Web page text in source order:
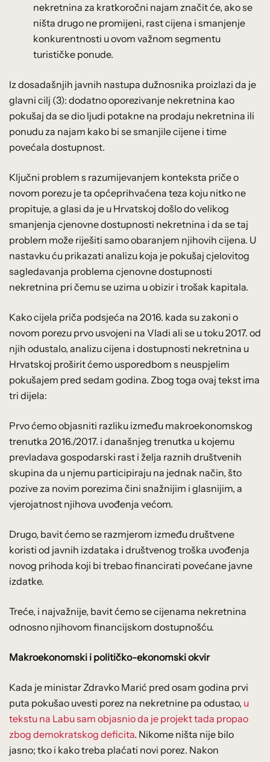
nekretnina za kratkoročni najam značit će, ako se
ništa drugo ne promijeni, rast cijena i smanjenje
konkurentnosti u ovom važnom segmentu
turističke ponude.
Iz dosadašnjih javnih nastupa dužnosnika proizlazi da je
glavni cilj (3): dodatno oporezivanje nekretnina kao
pokušaj da se dio ljudi potakne na prodaju nekretnina ili
ponudu za najam kako bi se smanjile cijene i time
povećala dostupnost.
Ključni problem s razumijevanjem konteksta priče o
novom porezu je ta općeprihvaćena teza koju nitko ne
propituje, a glasi da je u Hrvatskoj došlo do velikog
smanjenja cjenovne dostupnosti nekretnina i da se taj
problem može riješiti samo obaranjem njihovih cijena. U
nastavku ću prikazati analizu koja je pokušaj cjelovitog
sagledavanja problema cjenovne dostupnosti
nekretnina pri čemu se uzima u obizir i trošak kapitala.
Kako cijela priča podsjeća na 2016. kada su zakoni o
novom porezu prvo usvojeni na Vladi ali se u toku 2017. od
njih odustalo, analizu cijena i dostupnosti nekretnina u
Hrvatskoj proširit ćemo usporedbom s neuspjelim
pokušajem pred sedam godina. Zbog toga ovaj tekst ima
tri dijela:
Prvo ćemo objasniti razliku između makroekonomskog
trenutka 2016./2017. i današnjeg trenutka u kojemu
prevladava gospodarski rast i želja raznih društvenih
skupina da u njemu participiraju na jednak način, što
pozive za novim porezima čini snažnijim i glasnijim, a
vjerojatnost njihova uvođenja većom.
Drugo, bavit ćemo se razmjerom između društvene
koristi od javnih izdataka i društvenog troška uvođenja
novog prihoda koji bi trebao financirati povećane javne
izdatke.
Treće, i najvažnije, bavit ćemo se cijenama nekretnina
odnosno njihovom financijskom dostupnošću.
Makroekonomski i političko-ekonomski okvir
Kada je ministar Zdravko Marić pred osam godina prvi
puta pokušao uvesti porez na nekretnine pa odustao, u
tekstu na Labu sam objasnio da je projekt tada propao
zbog demokratskog deficita. Nikome ništa nije bilo
jasno; tko i kako treba plaćati novi porez. Nakon